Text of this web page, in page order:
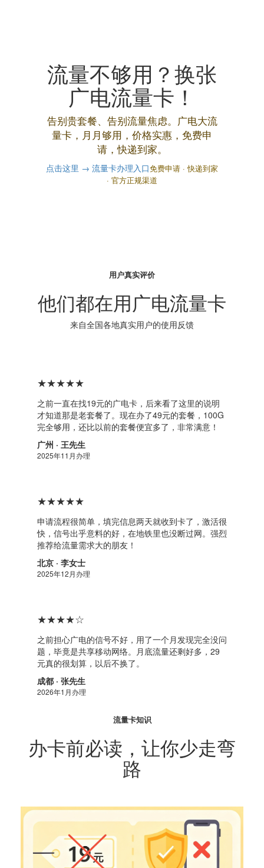
流量不够用？换张
广电流量卡！
告别贵套餐、告别流量焦虑。广电大流
量卡，月月够用，价格实惠，免费申
请，快递到家。
点击这里 → 流量卡办理入口免费申请 · 快递到家
· 官方正规渠道
用户真实评价
他们都在用广电流量卡
来自全国各地真实用户的使用反馈
★★★★★
之前一直在找19元的广电卡，后来看了这里的说明
才知道那是老套餐了。现在办了49元的套餐，100G
完全够用，还比以前的套餐便宜多了，非常满意！
广州 · 王先生
2025年11月办理
★★★★★
申请流程很简单，填完信息两天就收到卡了，激活很
快，信号出乎意料的好，在地铁里也没断过网。强烈
推荐给流量需求大的朋友！
北京 · 李女士
2025年12月办理
★★★★☆
之前担心广电的信号不好，用了一个月发现完全没问
题，毕竟是共享移动网络。月底流量还剩好多，29
元真的很划算，以后不换了。
成都 · 张先生
2026年1月办理
流量卡知识
办卡前必读，让你少走弯
路